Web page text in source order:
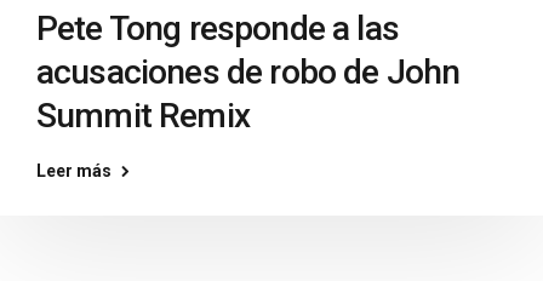
Pete Tong responde a las
acusaciones de robo de John
Summit Remix
Leer más